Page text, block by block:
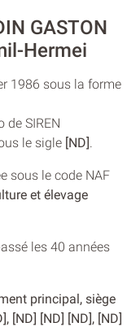
GASTON
Hermei
1986 sous la forme
de SIREN
le sigle [ND]
sous le code NAF
et élevage
les 40 années
principal, siège
[ND] [ND] [ND], [ND]